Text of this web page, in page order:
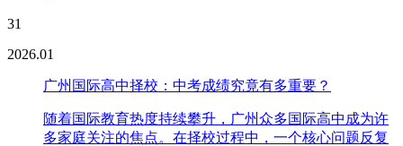
31
2026.01
广州国际高中择校：中考成绩究竟有多重要？
随着国际教育热度持续攀升，广州众多国际高中成为许
多家庭关注的焦点。在择校过程中，一个核心问题反复